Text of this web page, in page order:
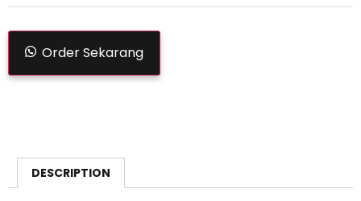
Order Sekarang
DESCRIPTION